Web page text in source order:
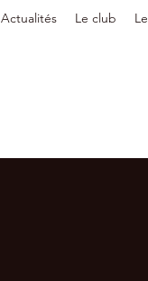
Actualités Le club